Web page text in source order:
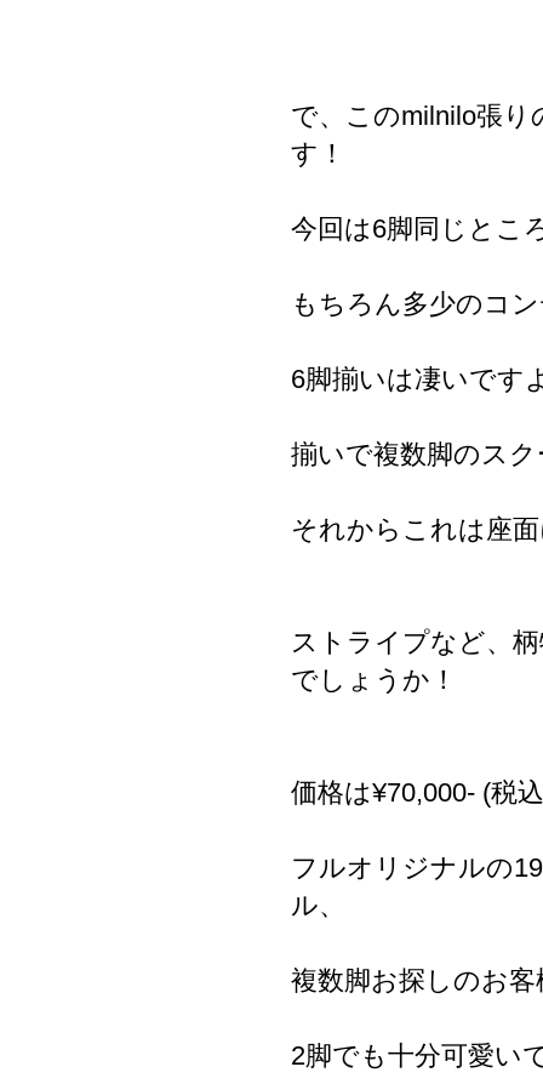
で、このmilnilo張
す！
今回は6脚同じとこ
もちろん多少のコ
6脚揃いは凄いです
揃いで複数脚のス
それからこれは座
ストライプなど、
でしょうか！
価格は¥70,000- (税
フルオリジナルの
ル、
複数脚お探しのお
2脚でも十分可愛い